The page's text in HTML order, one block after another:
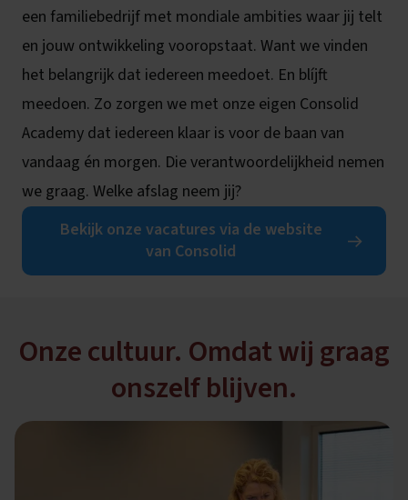
een familiebedrijf met mondiale ambities waar jij telt
en jouw ontwikkeling vooropstaat. Want we vinden
het belangrijk dat iedereen meedoet. En blíjft
meedoen. Zo zorgen we met onze eigen Consolid
Academy dat iedereen klaar is voor de baan van
vandaag én morgen. Die verantwoordelijkheid nemen
we graag. Welke afslag neem jij?
Bekijk onze vacatures via de website
van Consolid
Onze cultuur. Omdat wij graag
onszelf blijven.